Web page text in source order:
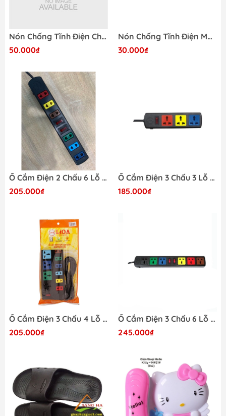
Nón Chống Tĩnh Điện Choàng Cổ Màu Xanh
50.000₫
Nón Chống Tĩnh Điện Màu Xanh Có Lưỡi Trai
30.000₫
Ổ Cắm Điện 2 Chấu 6 Lỗ (6S) 5M
205.000₫
Ổ Cắm Điện 3 Chấu 3 Lỗ 5M (3D52N)
185.000₫
Ổ Cắm Điện 3 Chấu 4 Lỗ + 2 Chấu 6 Lỗ 4D6S52 5M
205.000₫
Ổ Cắm Điện 3 Chấu 6 Lỗ 3M (6D32N)
245.000₫